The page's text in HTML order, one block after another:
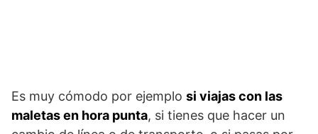
Es muy cómodo por ejemplo si viajas con las
maletas en hora punta, si tienes que hacer un